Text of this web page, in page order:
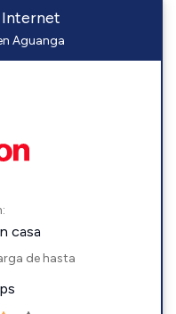
Aguanga
casa
de hasta